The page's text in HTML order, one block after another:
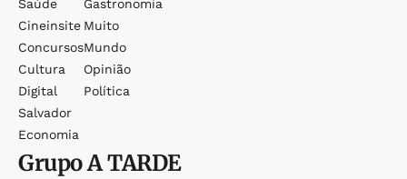
Saúde
Cineinsite
Concursos
Cultura
Digital
Salvador
Economia
Gastronomia
Muito
Mundo
Opinião
Política
GrupoA TARDE